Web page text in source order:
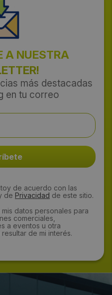
A NUESTRA
más destacadas
en tu correo
de acuerdo con las
de Privacidad de este sitio.
datos personales para
comerciales,
a eventos u otra
de mi interés.